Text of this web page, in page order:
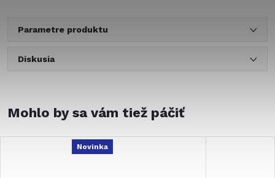
Parametre produktu
Diskusia
Novinka